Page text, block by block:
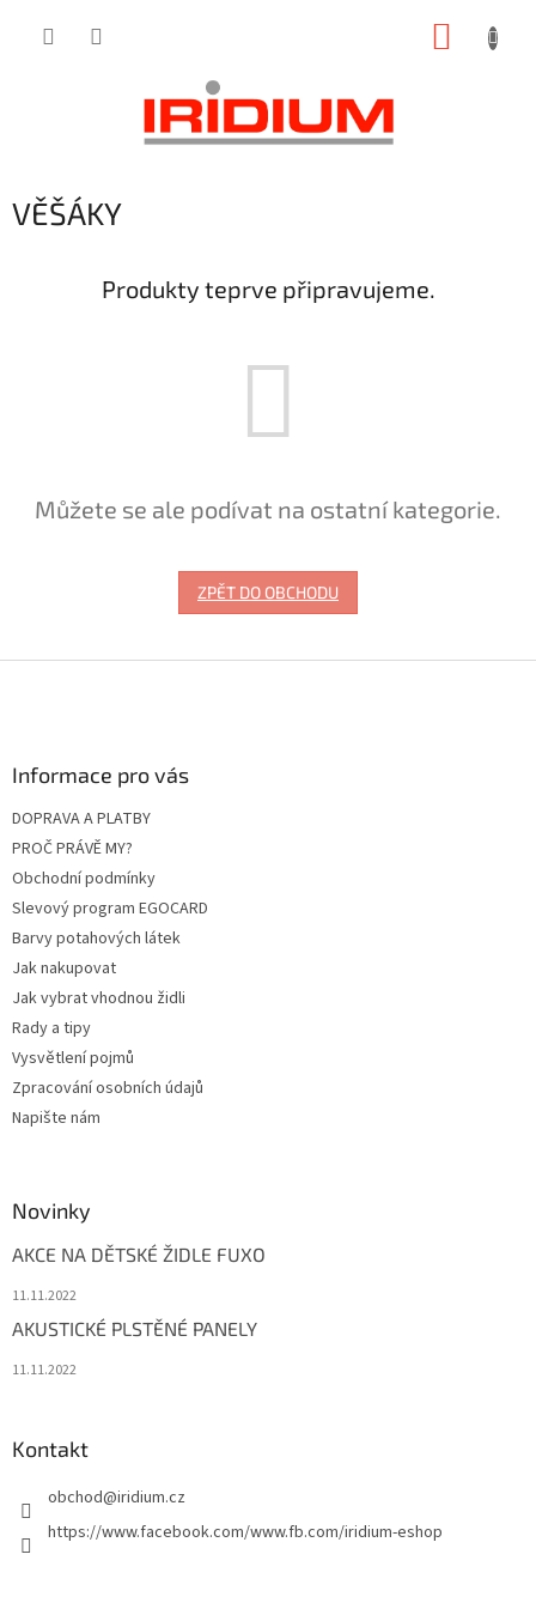
VĚŠÁKY
Produkty teprve připravujeme.
Můžete se ale podívat na ostatní kategorie.
ZPĚT DO OBCHODU
Informace pro vás
DOPRAVA A PLATBY
PROČ PRÁVĚ MY?
Obchodní podmínky
Slevový program EGOCARD
Barvy potahových látek
Jak nakupovat
Jak vybrat vhodnou židli
Rady a tipy
Vysvětlení pojmů
Zpracování osobních údajů
Napište nám
Novinky
AKCE NA DĚTSKÉ ŽIDLE FUXO
11.11.2022
AKUSTICKÉ PLSTĚNÉ PANELY
11.11.2022
Kontakt
obchod@iridium.cz
https://www.facebook.com/www.fb.com/iridium-eshop